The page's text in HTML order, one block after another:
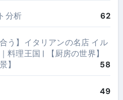
分析 62
う】イタリアンの名店 イル
料理王国 | 【厨房の世界】
】
58
49